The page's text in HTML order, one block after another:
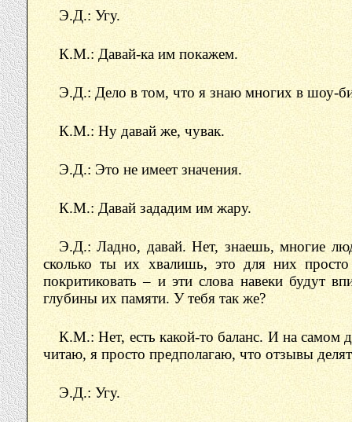
Э.Д.: Угу.
К.М.: Давай-ка им покажем.
Э.Д.: Дело в том, что я знаю многих в шоу-
К.М.: Ну давай же, чувак.
Э.Д.: Это не имеет значения.
К.М.: Давай зададим им жару.
Э.Д.: Ладно, давай. Нет, знаешь, многие
сколько ты их хвалишь, это для них
покритиковать – и эти слова навеки будут
глубины их памяти. У тебя так же?
К.М.: Нет, есть какой-то баланс. И на самом
читаю, я просто предполагаю, что отзывы
Э.Д.: Угу.